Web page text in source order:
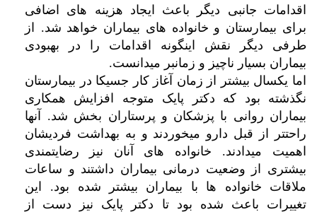
اقدامات جانبی دیگر باعث ایجاد هزینه های اضافی
برای بیمارستان و خانواده های بیماران خواهد شد.
از
طرفی دیگر نقش اینگونه اقدامات را در بهبودی
بیماران بسیار ناچیز و زمانبر میدانست.
اما یکسال بیشتر از زمان آغاز کار جسیکا در بیمارستان
نگذشته بود که دکتر پایک متوجه افزایش همکاری
بیماران روانی با پزشکان و پرستاران بخش شد.
آنها
راحتتر از قبل دارو میخوردند و به بهداشت فردیشان
اهمیت میدادند.
خانواده های آنان نیز رضایتمندی
بیشتری از وضعیت درمانی بیماران داشتند و ساعات
ملاقات خانواده ها با بیماران بیشتر شده بود.
این
تغییرات باعث شده بود تا دکتر پایک نیز دست از